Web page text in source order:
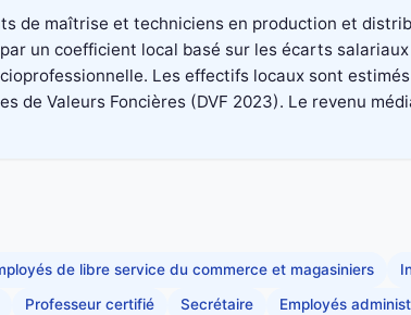
de maîtrise et techniciens en production et
un coefficient local basé sur les écarts
Les effectifs locaux sont
de Valeurs Foncières (DVF 2023). Le revenu
de libre service du commerce et magasiniers
Professeur certifié Secrétaire Employés